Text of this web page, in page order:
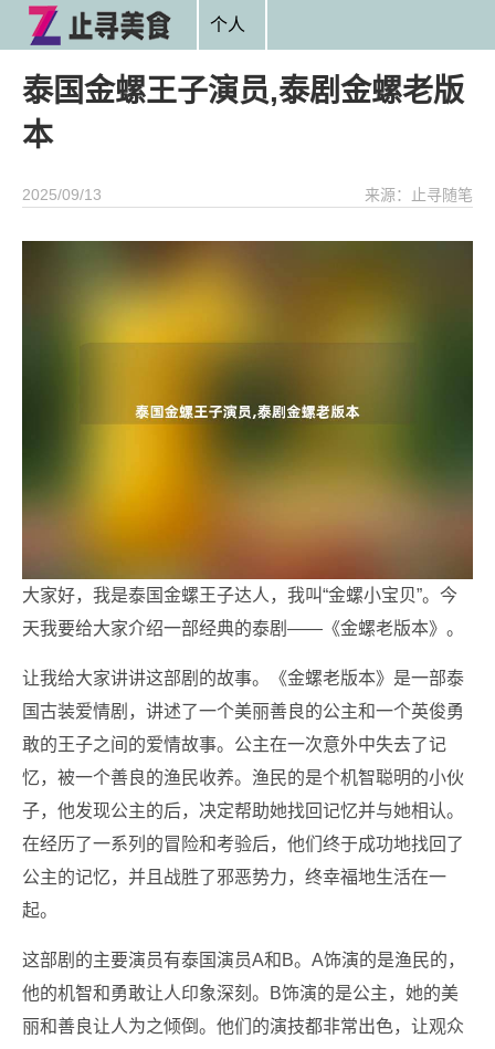
个人
泰国金螺王子演员,泰剧金螺老版
本
2025/09/13 来源：止寻随笔
大家好，我是泰国金螺王子达人，我叫“金螺小宝贝”。今
天我要给大家介绍一部经典的泰剧——《金螺老版本》。
让我给大家讲讲这部剧的故事。《金螺老版本》是一部泰
国古装爱情剧，讲述了一个美丽善良的公主和一个英俊勇
敢的王子之间的爱情故事。公主在一次意外中失去了记
忆，被一个善良的渔民收养。渔民的是个机智聪明的小伙
子，他发现公主的后，决定帮助她找回记忆并与她相认。
在经历了一系列的冒险和考验后，他们终于成功地找回了
公主的记忆，并且战胜了邪恶势力，终幸福地生活在一
起。
这部剧的主要演员有泰国演员A和B。A饰演的是渔民的，
他的机智和勇敢让人印象深刻。B饰演的是公主，她的美
丽和善良让人为之倾倒。他们的演技都非常出色，让观众